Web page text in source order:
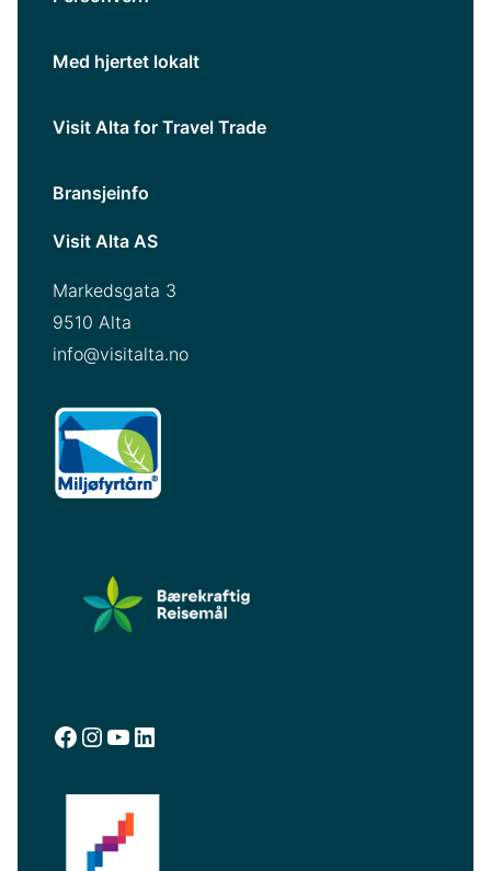
Med hjertet lokalt
Visit Alta for Travel Trade
Bransjeinfo
Visit Alta AS
Markedsgata 3
9510 Alta
info@visitalta.no
facebook.com/visitalta
instagram.com/visitalta
YouTube
LinkedIn